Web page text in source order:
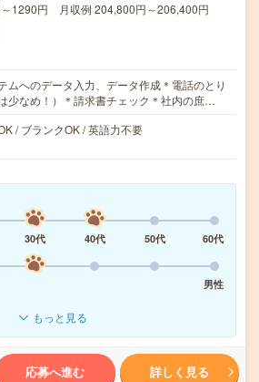
1290円 月収例 204,800円～206,400円
ムへのデータ入力、データ作成＊電話のとり
少なめ！）＊請求書チェック＊社内の庶…
/ ブランクOK / 英語力不要
30代 40代 50代
60代
男性
もっと見る
応募へ進む 詳しく見る